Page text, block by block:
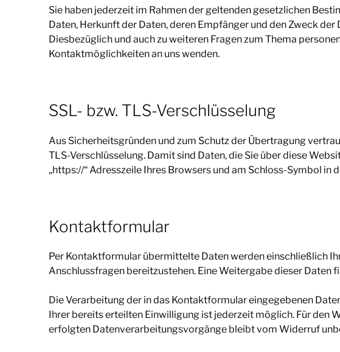
Sie haben jederzeit im Rahmen der geltenden gesetzlichen
Daten, Herkunft der Daten, deren Empfänger und den Zweck
Diesbezüglich und auch zu weiteren Fragen zum Thema
Kontaktmöglichkeiten an uns wenden.
SSL- bzw. TLS-Verschlüsselung
Aus Sicherheitsgründen und zum Schutz der Übertragung
TLS-Verschlüsselung. Damit sind Daten, die Sie über diese
„https://“ Adresszeile Ihres Browsers und am Schloss-Symbol in
Kontaktformular
Per Kontaktformular übermittelte Daten werden einschließlich
Anschlussfragen bereitzustehen. Eine Weitergabe dieser Daten
Die Verarbeitung der in das Kontaktformular eingegebenen
Ihrer bereits erteilten Einwilligung ist jederzeit möglich. Für
erfolgten Datenverarbeitungsvorgänge bleibt vom Widerruf